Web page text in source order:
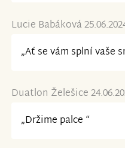
Lucie Babáková
„Ať se vám splní vaše
Duatlon Želešice
„Držime palce “